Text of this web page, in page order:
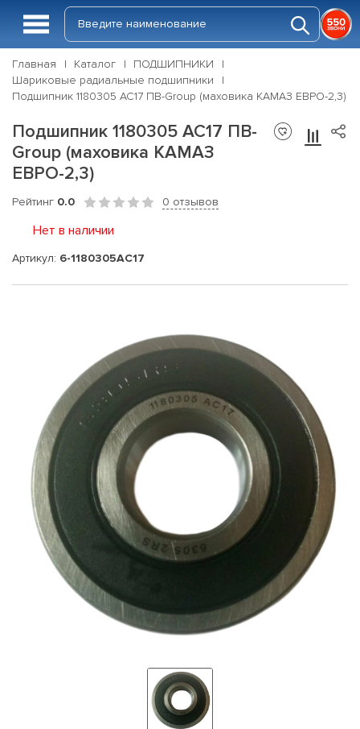
Главная Каталог
ПОДШИПНИКИ
Шариковые радиальные подшипники
Подшипник 1180305 АС17 ПВ-Group (маховика КАМАЗ ЕВРО-2,3)
Подшипник 1180305 АС17 ПВ-
Group (маховика КАМАЗ
ЕВРО-2,3)
Рейтинг 0.0 0 отзывов
Нет в наличии
Артикул: 6-1180305АC17